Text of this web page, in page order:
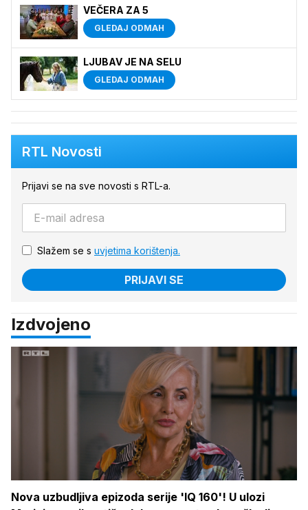
VEČERA ZA 5
GLEDAJ ODMAH
LJUBAV JE NA SELU
GLEDAJ ODMAH
RTL Novosti
Prijavi se na sve novosti s RTL-a.
Slažem se s uvjetima korištenja.
PRIJAVI SE
Izdvojeno
Nova uzbudljiva epizoda serije 'IQ 160'! U ulozi